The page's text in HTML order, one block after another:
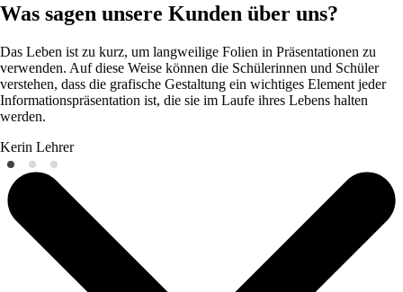
Was sagen unsere Kunden über uns?
Das Leben ist zu kurz, um langweilige Folien in Präsentationen zu
verwenden. Auf diese Weise können die Schülerinnen und Schüler
verstehen, dass die grafische Gestaltung ein wichtiges Element jeder
Informationspräsentation ist, die sie im Laufe ihres Lebens halten
werden.
Kerin Lehrer